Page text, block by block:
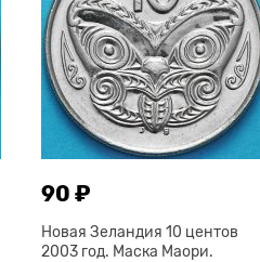
90 ₽
Новая Зеландия 10 центов
2003 год. Маска Маори.